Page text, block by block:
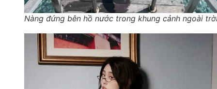
Nàng đứng bên hồ nước trong khung cảnh ngoài